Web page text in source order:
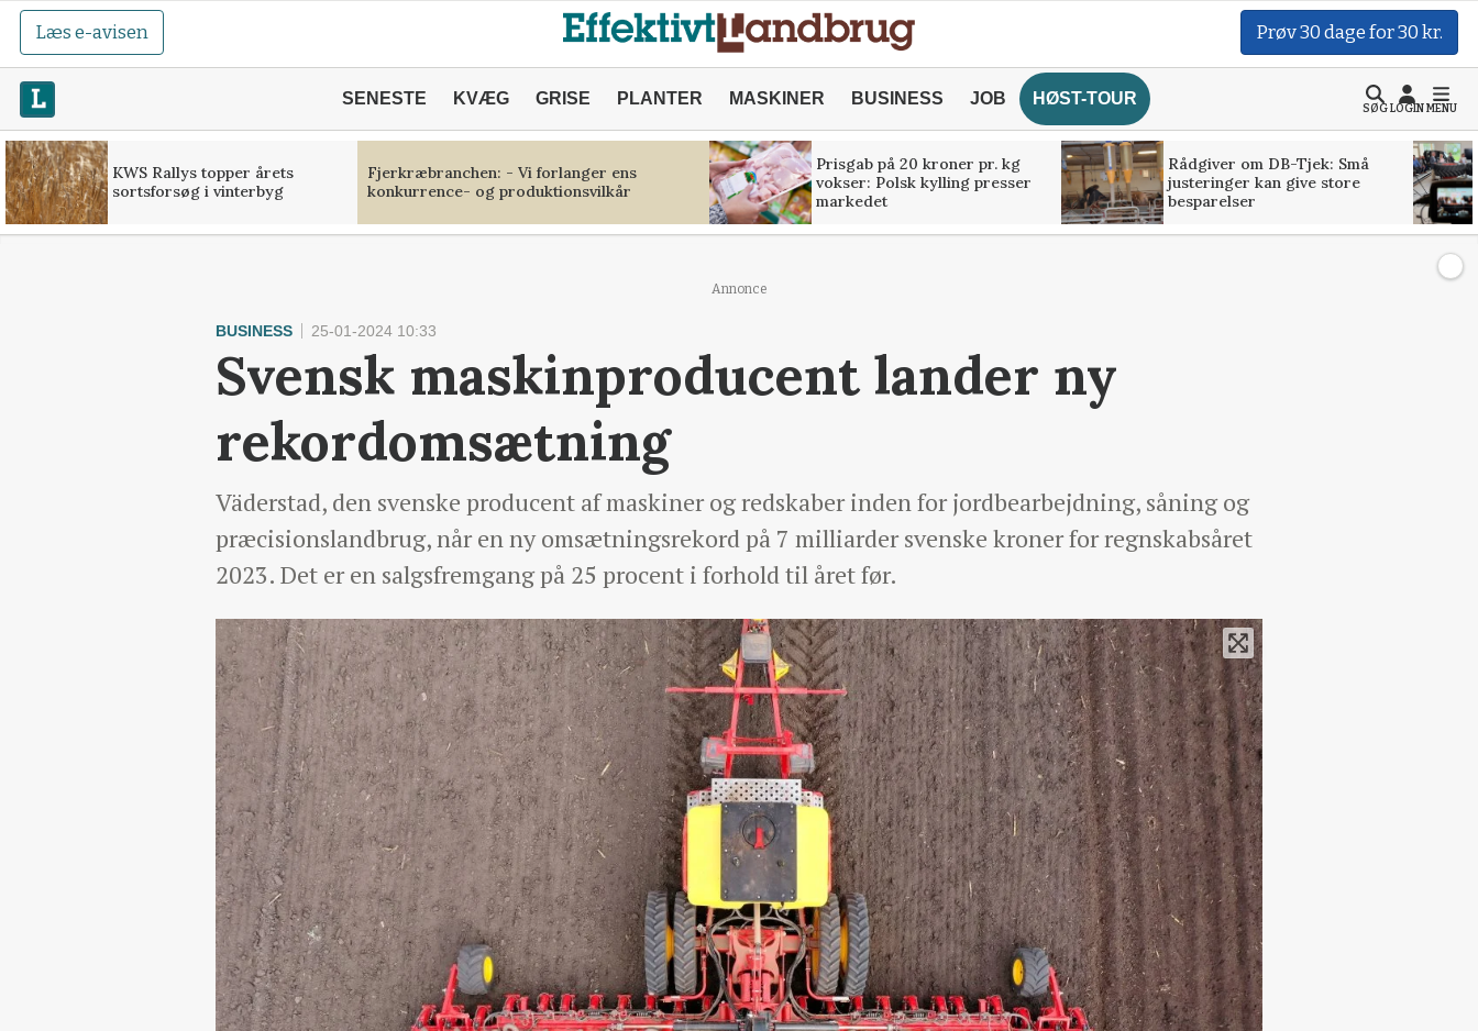
Læs e-avisen Prøv 30 dage for 30 kr.
SENESTE KVÆG GRISE PLANTER MASKINER BUSINESS JOB HØST-TOUR
SØGLOGINMENU
KWS Rallys topper årets
sortsforsøg i vinterbyg
Fjerkræbranchen: - Vi forlanger ens
konkurrence- og produktionsvilkår
Prisgab på 20 kroner pr. kg
vokser: Polsk kylling presser
markedet
Rådgiver om DB-Tjek: Små
justeringer kan give store
besparelser
Annonce
BUSINESS 25-01-2024 10:33
Svensk maskinproducent lander ny
rekordomsætning
Väderstad, den svenske producent af maskiner og redskaber inden for jordbearbejdning, såning og
præcisionslandbrug, når en ny omsætningsrekord på 7 milliarder svenske kroner for regnskabsåret
2023. Det er en salgsfremgang på 25 procent i forhold til året før.